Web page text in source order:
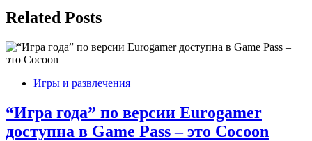
Related Posts
Игры и развлечения
“Игра года” по версии Eurogamer
доступна в Game Pass – это Cocoon